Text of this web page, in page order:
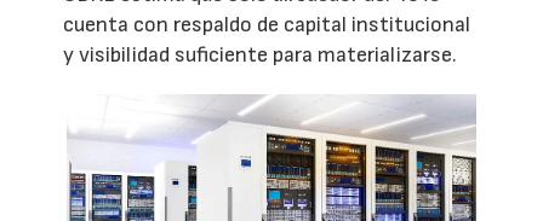
cuenta con respaldo de capital institucional
y visibilidad suficiente para materializarse.